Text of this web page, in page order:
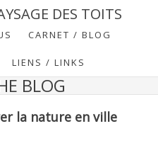
DES TOITS
CARNET / BLOG
LIENS / LINKS
BLOG
la nature en ville